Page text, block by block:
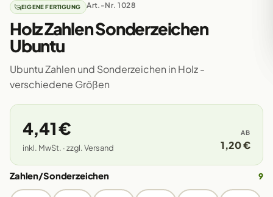
EIGENE FERTIGUNG Art.-Nr. 1028
Holz Zahlen Sonderzeichen
Ubuntu
Ubuntu Zahlen und Sonderzeichen in Holz -
verschiedene Größen
4,41 €
inkl. MwSt. · zzgl. Versand
AB
1,20 €
Zahlen/Sonderzeichen 9